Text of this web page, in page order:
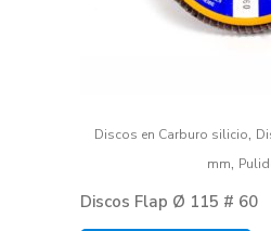
Discos en Carburo silicio,
mm,
Discos Flap Ø 115 # 60